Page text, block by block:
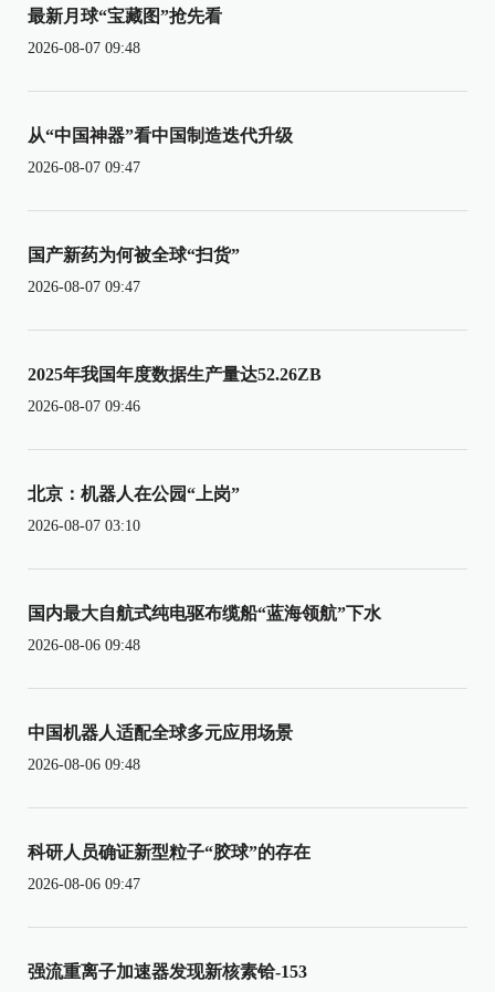
最新月球“宝藏图”抢先看
2026-08-07 09:48
从“中国神器”看中国制造迭代升级
2026-08-07 09:47
国产新药为何被全球“扫货”
2026-08-07 09:47
2025年我国年度数据生产量达52.26ZB
2026-08-07 09:46
北京：机器人在公园“上岗”
2026-08-07 03:10
国内最大自航式纯电驱布缆船“蓝海领航”下水
2026-08-06 09:48
中国机器人适配全球多元应用场景
2026-08-06 09:48
科研人员确证新型粒子“胶球”的存在
2026-08-06 09:47
强流重离子加速器发现新核素铪-153